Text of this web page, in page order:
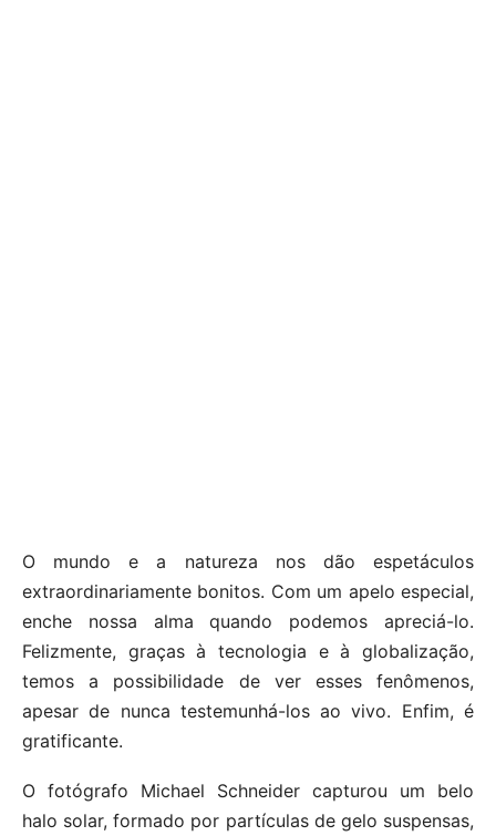
O mundo e a natureza nos dão espetáculos
extraordinariamente bonitos. Com um apelo especial,
enche nossa alma quando podemos apreciá-lo.
Felizmente, graças à tecnologia e à globalização,
temos a possibilidade de ver esses fenômenos,
apesar de nunca testemunhá-los ao vivo. Enfim, é
gratificante.
O fotógrafo Michael Schneider capturou um belo
halo solar, formado por partículas de gelo suspensas,